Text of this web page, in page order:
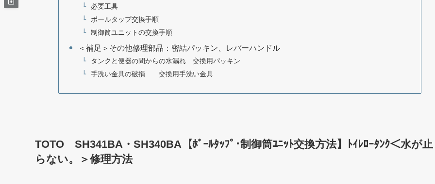
必要工具
ボールタップ交換手順
制御筒ユニットの交換手順
＜補足＞その他修理部品：密結パッキン、レバーハンドル
タンクと便器の間からの水漏れ 交換用パッキン
手洗い金具の破損 交換用手洗い金具
TOTO SH341BA・SH340BA【ﾎﾞｰﾙﾀｯﾌﾟ･制御筒ﾕﾆｯﾄ交換方法】ﾄｲﾚﾛｰﾀﾝｸ＜水が
らない。＞修理方法